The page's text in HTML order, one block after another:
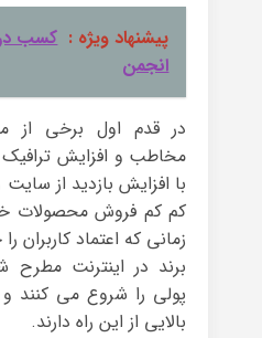
پیشنهاد ویژه : کسب
انجمن
در قدم اول برخی از
مخاطب و افزایش ترافیک
با افزایش بازدید از
کم کم فروش محصولات
زمانی که اعتماد کاربران
برند در اینترنت مطرح
پولی را شروع می کنند و
بالایی از این راه دارند.